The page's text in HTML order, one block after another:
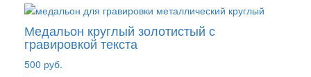
Медальон круглый золотистый с
гравировкой текста
500 руб.